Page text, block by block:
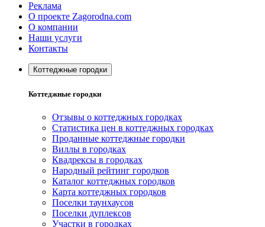
Реклама
О проекте Zagorodna.com
О компании
Наши услуги
Контакты
Коттеджные городки
Коттеджные городки
Отзывы о коттеджных городках
Статистика цен в коттеджных городках
Проданные коттеджные городки
Виллы в городках
Квадрексы в городках
Народный рейтинг городков
Каталог коттеджных городков
Карта коттеджных городков
Поселки таунхаусов
Поселки дуплексов
Участки в городках